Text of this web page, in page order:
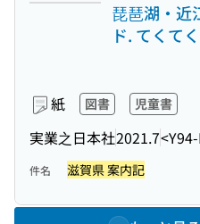
琵琶湖・近
ド. てくて
紙 図書 児童書
実業之日本社2021.7
件名 滋賀県 案内記